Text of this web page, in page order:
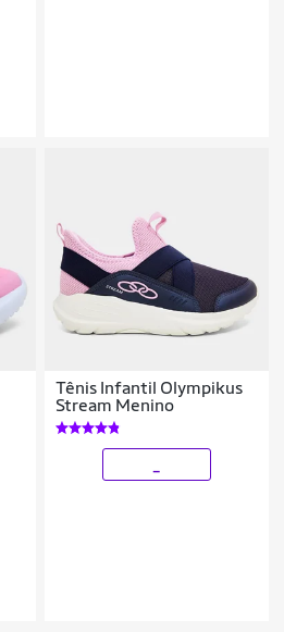
Tênis Infantil Olympikus
Stream Menino